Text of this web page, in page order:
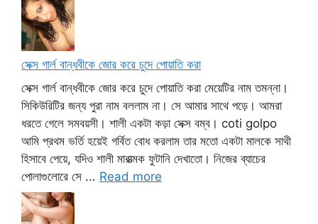
সেক্স গার্ল বান্ধবীকে জোর করে চুদে পোয়াতি করা
সেক্স গার্ল বান্ধবীকে জোর করে চুদে পোয়াতি করা মেয়েটির নাম তমন্না।
সিকিউরিটির জন্য পুরা নাম বললাম না। সে আমার সাথে পড়ে। আমরা
ধরতে গেলে সমবয়সী। শালী একটা কড়া সেক্স বম্ব। coti golpo
আমি প্রথম ভর্তি হয়েই গর্বিত বোধ করলাম তার মতো একটা মালকে সাথী
হিসাবে পেয়ে, যদিও শালী মারাত্মক ফুটানি দেখাতো। নিজের ব্যাচের
পোলাগুলোরে সে ... Read more